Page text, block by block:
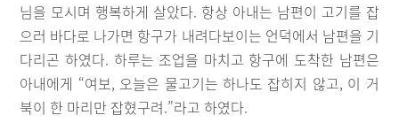
님을 모시며 행복하게 살았다. 항상 아내는 남편이 고기를 잡
으러 바다로 나가면 항구가 내려다보이는 언덕에서 남편을 기
다리곤 하였다. 하루는 조업을 마치고 항구에 도착한 남편은
아내에게 “여보, 오늘은 물고기는 하나도 잡히지 않고, 이 거
북이 한 마리만 잡혔구려.”라고 하였다.